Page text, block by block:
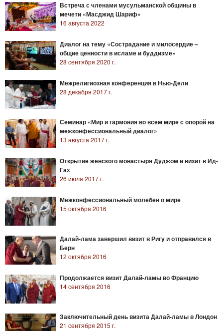
Встреча с членами мусульманской общины в
мечети «Масджид Шариф»
16 августа 2022
Диалог на тему «Сострадание и милосердие –
общие ценности в исламе и буддизме»
28 сентября 2020 г.
Межрелигиозная конференция в Нью-Дели
28 декабря 2017 г.
Семинар «Мир и гармония во всем мире с опорой на
межконфессиональный диалог»
13 августа 2017 г.
Открытие женского монастыря Дуджом и визит в Ид-
Гах
26 июля 2017 г.
Межконфессиональный молебен о мире
15 октября 2016
Далай-лама завершил визит в Ригу и отправился в
Берн
12 октября 2016
Продолжается визит Далай-ламы во Францию
14 сентября 2016
Заключительный день визита Далай-ламы в Лондон
21 сентября 2015 г.